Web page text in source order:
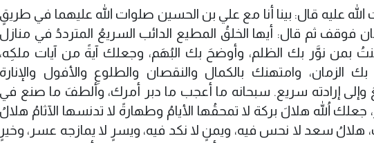
عليه قال: بينا أنا مع علي بن الحسين صلوات الله عليهما في طريقٍ
ثم قال: أيها الخلقُ المطيع الدائب السريعُ المترددُ في منازل
بمن نوَّر بك الظلم، وأوضحَ بك البُهَم، وجعلك آيةً من آيات ملكِه،
وامتهنك بالكمال والنقصان والطلوعِ والأفول والإنارة
إرادته سريع. سبحانه ما أعجب ما دبر أمرك، وألطفَ ما صنع في
اللهُ هلالَ بركة لا تمحقُها الأيامُ وطهارةً لا تدنسها الآثامُ هلالُ
هلالُ سعد لا نحس فيه، ويمنٍ لا نكد فيه، ويسرٍ لا يمازجه عسر، وخيرٍ